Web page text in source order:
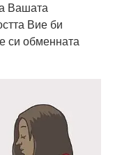
Вашата
Вие би
си обменната